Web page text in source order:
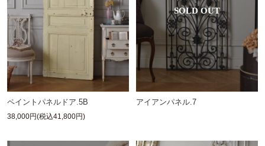
ペイントパネルドア.5B
38,000円(税込41,800円)
アイアンパネル.7